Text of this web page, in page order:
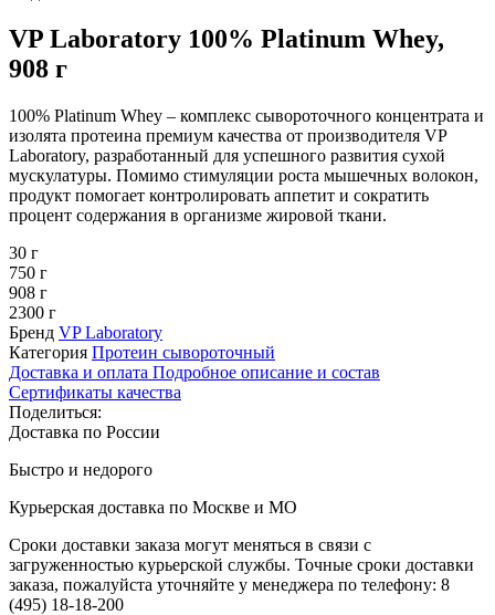
VP Laboratory 100% Platinum Whey,
908 г
100% Platinum Whey – комплекс сывороточного концентрата и
изолята протеина премиум качества от производителя VP
Laboratory, разработанный для успешного развития сухой
мускулатуры. Помимо стимуляции роста мышечных волокон,
продукт помогает контролировать аппетит и сократить
процент содержания в организме жировой ткани.
30 г
750 г
908 г
2300 г
Бренд VP Laboratory
Категория Протеин сывороточный
Доставка и оплата Подробное описание и состав
Сертификаты качества
Поделиться:
Доставка по России
Быстро и недорого
Курьерская доставка по Москве и МО
Сроки доставки заказа могут меняться в связи с
загруженностью курьерской службы. Точные сроки доставки
заказа, пожалуйста уточняйте у менеджера по телефону: 8
(495) 18-18-200